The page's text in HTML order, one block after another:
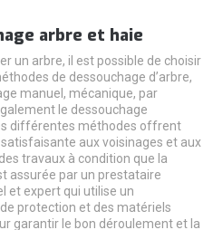
arbre et haie
un arbre, il est possible de choisir
de dessouchage d’arbre,
manuel, mécanique, par
le dessouchage
différentes méthodes offrent
aux voisinages et aux
travaux à condition que la
assurée par un prestataire
et expert qui utilise un
protection et des matériels
garantir le bon déroulement et la